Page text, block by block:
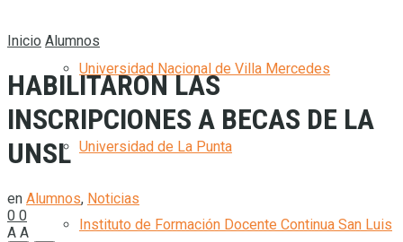
Universidad Nacional de Villa Mercedes
Universidad de La Punta
Instituto de Formación Docente Continua San Luis
Inicio Alumnos
HABILITARON LAS
INSCRIPCIONES A BECAS DE LA
UNSL
en Alumnos, Noticias
0 0
A A